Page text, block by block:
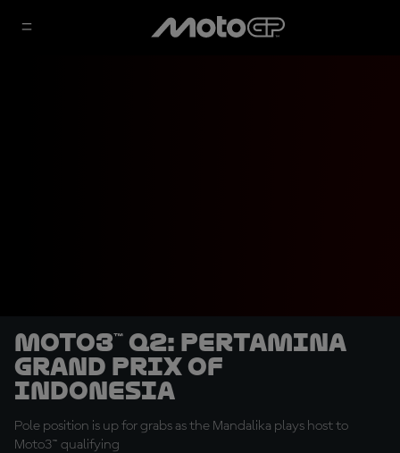
Moto3™ Q2: Pertamina
Grand Prix of
Indonesia
Pole position is up for grabs as the Mandalika plays host to
Moto3™ qualifying